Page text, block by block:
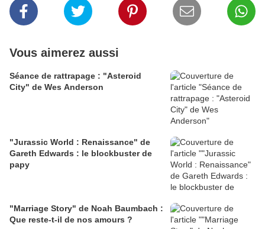
Vous aimerez aussi
Séance de rattrapage : "Asteroid
City" de Wes Anderson
"Jurassic World : Renaissance" de
Gareth Edwards : le blockbuster de
papy
"Marriage Story" de Noah Baumbach :
Que reste-t-il de nos amours ?